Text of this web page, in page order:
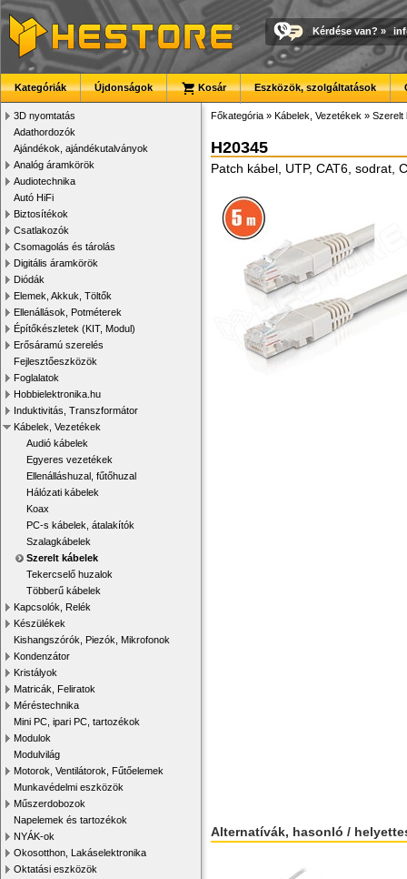
Kérdése van? »
Kategóriák Újdonságok Kosár Eszközök, szolgáltatások
3D nyomtatás
Adathordozók
Ajándékok, ajándékutalványok
Analóg áramkörök
Audiotechnika
Autó HiFi
Biztosítékok
Csatlakozók
Csomagolás és tárolás
Digitális áramkörök
Diódák
Elemek, Akkuk, Töltők
Ellenállások, Potméterek
Építőkészletek (KIT, Modul)
Erősáramú szerelés
Fejlesztőeszközök
Foglalatok
Hobbielektronika.hu
Induktivitás, Transzformátor
Kábelek, Vezetékek
Audió kábelek
Egyeres vezetékek
Ellenálláshuzal, fűtőhuzal
Hálózati kábelek
Koax
PC-s kábelek, átalakítók
Szalagkábelek
Szerelt kábelek
Tekercselő huzalok
Többerű kábelek
Kapcsolók, Relék
Készülékek
Kishangszórók, Piezók, Mikrofonok
Kondenzátor
Kristályok
Matricák, Feliratok
Méréstechnika
Mini PC, ipari PC, tartozékok
Modulok
Modulvilág
Motorok, Ventilátorok, Fűtőelemek
Munkavédelmi eszközök
Műszerdobozok
Napelemek és tartozékok
NYÁK-ok
Okosotthon, Lakáselektronika
Oktatási eszközök
Főkategória » Kábelek, Vezetékek » Szerelt
H20345
Patch kábel, UTP, CAT6, sodrat,
Alternatívák, hasonló /